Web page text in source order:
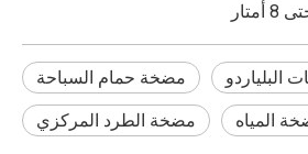
مضخة حمام السباحة البلياردو
مضخة الطرد المركزي المياه